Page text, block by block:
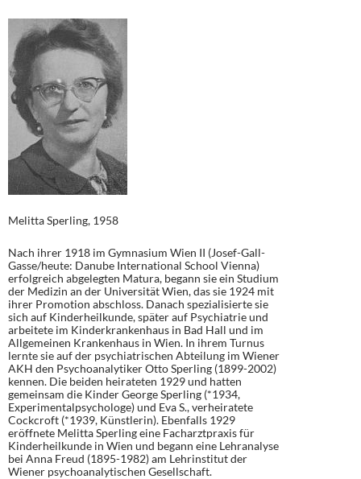
Melitta Sperling, 1958
Nach ihrer 1918 im Gymnasium Wien II (Josef-Gall-
Gasse/heute: Danube International School Vienna)
erfolgreich abgelegten Matura, begann sie ein Studium
der Medizin an der Universität Wien, das sie 1924 mit
ihrer Promotion abschloss. Danach spezialisierte sie
sich auf Kinderheilkunde, später auf Psychiatrie und
arbeitete im Kinderkrankenhaus in Bad Hall und im
Allgemeinen Krankenhaus in Wien. In ihrem Turnus
lernte sie auf der psychiatrischen Abteilung im Wiener
AKH den Psychoanalytiker Otto Sperling (1899-2002)
kennen. Die beiden heirateten 1929 und hatten
gemeinsam die Kinder George Sperling (*1934,
Experimentalpsychologe) und Eva S., verheiratete
Cockcroft (*1939, Künstlerin). Ebenfalls 1929
eröffnete Melitta Sperling eine Facharztpraxis für
Kinderheilkunde in Wien und begann eine Lehranalyse
bei Anna Freud (1895-1982) am Lehrinstitut der
Wiener psychoanalytischen Gesellschaft.